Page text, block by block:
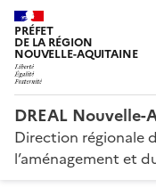
PRÉFET
DE LA RÉGION
NOUVELLE-AQUITAINE
DREAL Nouvelle-
Direction régionale
l’aménagement et